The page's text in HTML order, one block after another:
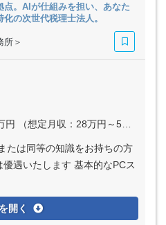
点。AIが仕組みを担い、あなた
の次世代税理士法人。
所＞
決定いたします ※上記に固定残業代（月35時間分＝5万3655円～11万2903円）を含む ※超過分は別途全額支給
たは同等の知識をお持ちの方
遇いたします 基本的なPCス
開く